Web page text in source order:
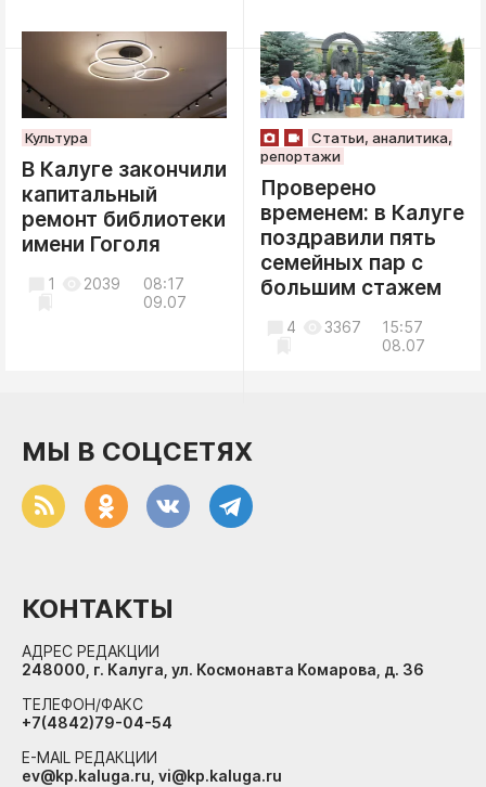
Культура
В Калуге закончили
капитальный
ремонт библиотеки
имени Гоголя
08:17
09.07
1 2039
Статьи, аналитика,
репортажи
Проверено
временем: в Калуге
поздравили пять
семейных пар с
большим стажем
15:57
08.07
4 3367
МЫ В СОЦСЕТЯХ
КОНТАКТЫ
АДРЕС РЕДАКЦИИ
248000, г. Калуга, ул. Космонавта Комарова, д. 36
ТЕЛЕФОН/ФАКС
+7(4842)79-04-54
E-MAIL РЕДАКЦИИ
ev@kp.kaluga.ru, vi@kp.kaluga.ru